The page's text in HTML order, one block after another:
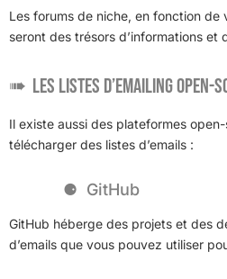
Les forums de niche, en fonction de
seront des trésors d’informations et
Les listes d’emailing open-
Il existe aussi des plateformes
télécharger des listes d’emails :
GitHub
GitHub héberge des projets et des
d’emails que vous pouvez utiliser